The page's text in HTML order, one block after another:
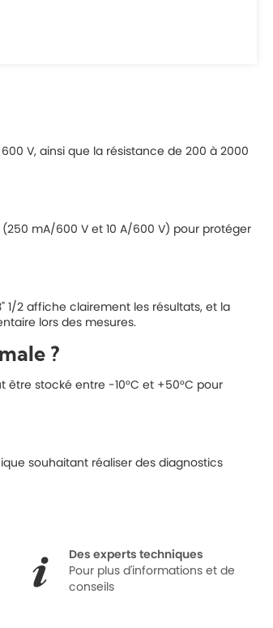
V, ainsi que la résistance de 200 à 2000
mA/600 V et 10 A/600 V) pour protéger
2 affiche clairement les résultats, et la
lors des mesures.
?
stocké entre -10°C et +50°C pour
souhaitant réaliser des diagnostics
Des experts techniques
Pour plus d'informations et de
conseils